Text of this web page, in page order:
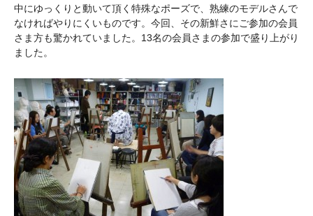
中にゆっくりと動いて頂く特殊なポーズで、熟練のモデルさんで
なければやりにくいものです。今回、その新鮮さにご参加の会員
さま方も驚かれていました。13名の会員さまの参加で盛り上がり
ました。